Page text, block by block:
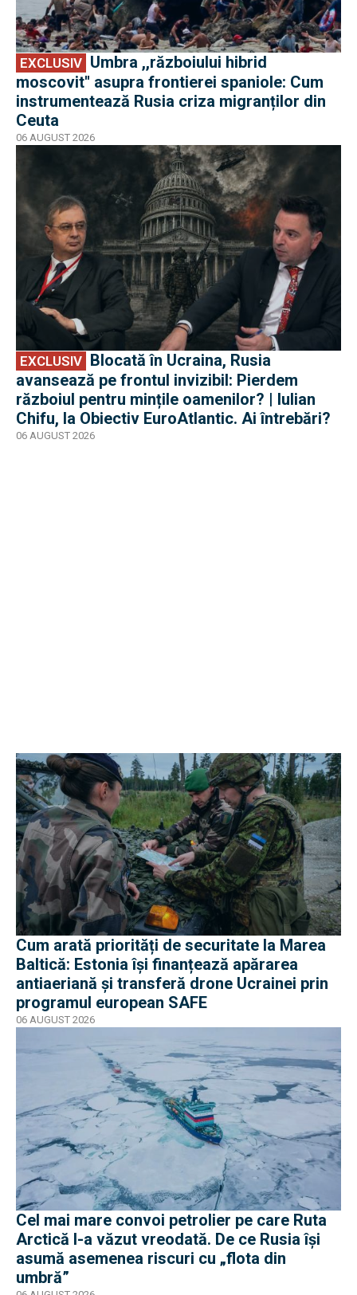
EXCLUSIV
moscovit'' asupra frontierei spaniole: Cum
instrumentează Rusia criza migranților din
Ceuta
06 AUGUST 2026
EXCLUSIV
avansează pe frontul invizibil: Pierdem
războiul pentru mințile oamenilor? | Iulian
Chifu, la Obiectiv EuroAtlantic. Ai întrebări?
06 AUGUST 2026
Cum arată priorități de securitate la Marea
Baltică: Estonia își finanțează apărarea
antiaeriană și transferă drone Ucrainei prin
programul european SAFE
06 AUGUST 2026
Cel mai mare convoi petrolier pe care Ruta
Arctică l-a văzut vreodată. De ce Rusia își
asumă asemenea riscuri cu „flota din
umbră”